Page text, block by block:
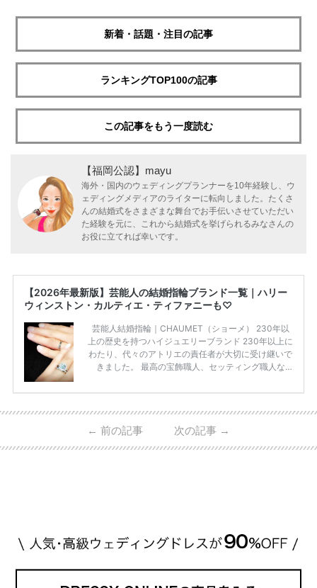
新着・話題・注目の記事
ランキングTOP100の記事
この記事をもう一度読む
【福岡公認】mayu
海外・国内のウェディングプランナーを10年経験し、ウ
ェディングメディアのライターに転向しました。たくさ
んの結婚式をさまざまな舞台でお手伝いさせていただい
た経験を元に、これから結婚式を挙げられるみなさんの
お役に立てれば幸いです。
【2026年最新版】芸能人の結婚指輪ブランド一覧｜ハリー
ウィンストン・カルティエ・ティファニーも♡
芸能人結婚指輪｜CHAUMET（ショーメ） 230年以
上の歴史を持つハイジュエリーブランド 230年以上に
わたり、代々のアトリエの責任者が大切に受け継いで
きました。 最高の宝飾職人、セッティング職人な
高品質の宝石を扱っています。 至高のデザインと品
ん・魔裟斗さんの婚約指輪 魔裟斗さんが矢沢さんに
贈られた指輪は1カラットのものです。 ショーメの価
← 前の記事 次の記事 →